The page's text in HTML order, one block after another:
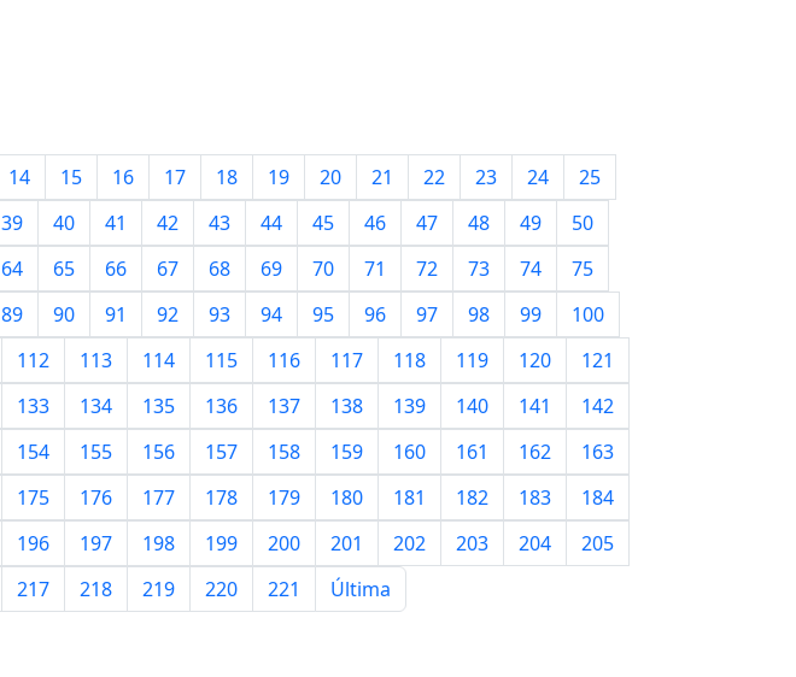
14 15 16 17 18 19 20 21 22 23 24
25
39 40 41 42 43 44 45 46 47 48 49
50
64 65 66 67 68 69 70 71 72 73 74
75
89 90 91 92 93 94 95 96 97 98 99
100
112 113 114 115 116 117 118 119 120
121
133 134 135 136 137 138 139 140 141
142
154 155 156 157 158 159 160 161 162
163
175 176 177 178 179 180 181 182 183
184
196 197 198 199 200 201 202 203 204
205
217 218 219 220 221 Última